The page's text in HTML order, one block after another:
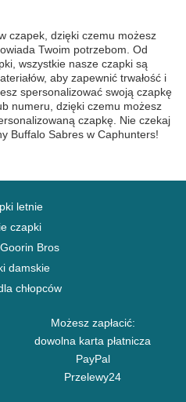
czapek, dzięki czemu możesz
Twoim potrzebom. Od
wszystkie nasze czapki są
aby zapewnić trwałość i
spersonalizować swoją czapkę
numeru, dzięki czemu możesz
czapkę. Nie czekaj
Buffalo Sabres w Caphunters!
letnie
czapki
Bros
damskie
chłopców
Możesz zapłacić:
dowolna karta płatnicza
PayPal
Przelewy24